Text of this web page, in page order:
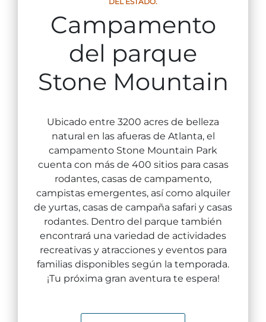
Reglas y ordenanzas
Guía de Naturaleza
Explorar Áreas Naturales
PRIMAVERA
Fiesta de dinosaurios
Servicio de amanecer de Pascua
La posada en Stone Mountain Park
Sitios de alquiler de yurtas
Entradas para grupos
Group Events
Campamento
del parque
Stone Mountain
Ubicado entre 3200 acres de belleza
natural en las afueras de Atlanta, el
campamento Stone Mountain Park
cuenta con más de 400 sitios para casas
rodantes, casas de campamento,
campistas emergentes, así como alquiler
de yurtas, casas de campaña safari y casas
rodantes. Dentro del parque también
encontrará una variedad de actividades
recreativas y atracciones y eventos para
familias disponibles según la temporada.
¡Tu próxima gran aventura te espera!